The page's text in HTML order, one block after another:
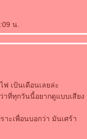
น.
เป้นเดือนเลยล่ะ
ที่ทุกวันนี้อยากดูแบบเสียง
าะเพื่อนบอกว่า มันเศร้า